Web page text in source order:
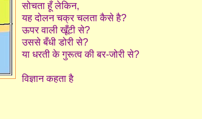
सोचता हूँ लेकिन,
यह दोलन चक्र चलता कैसे है?
ऊपर वाली खूँटी से?
उससे बँधी डोरी से?
या धरती के गुरूत्व की बर-जोरी से?
विज्ञान कहता है